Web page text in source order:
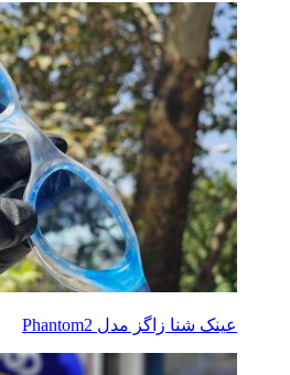
عینک شنا زاگز مدل Phantom2